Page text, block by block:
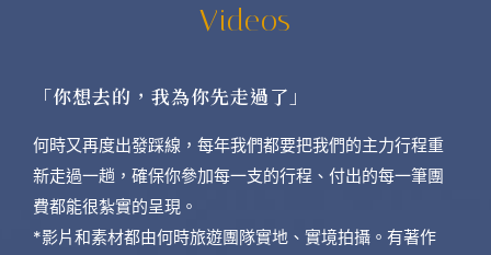
Videos
「你想去的，我為你先走過了」
何時又再度出發踩線，每年我們都要把我們的主力行程重
新走過一趟，確保你參加每一支的行程、付出的每一筆團
費都能很紮實的呈現。
*影片和素材都由何時旅遊團隊實地、實境拍攝。有著作